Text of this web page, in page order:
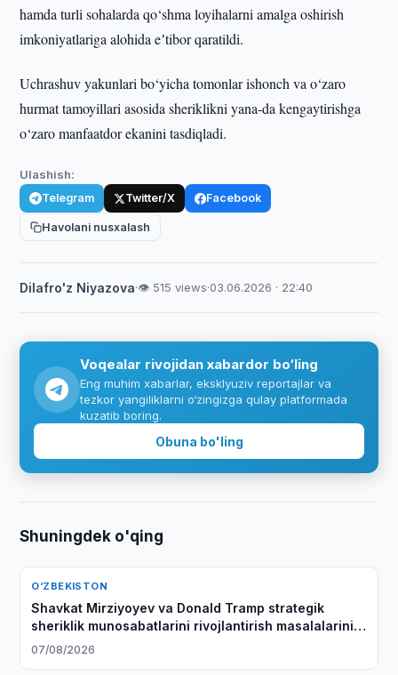
hamda turli sohalarda qo‘shma loyihalarni amalga oshirish
imkoniyatlariga alohida eʼtibor qaratildi.
Uchrashuv yakunlari bo‘yicha tomonlar ishonch va o‘zaro
hurmat tamoyillari asosida sheriklikni yana-da kengaytirishga
o‘zaro manfaatdor ekanini tasdiqladi.
Ulashish:
Telegram Twitter/X Facebook
Havolani nusxalash
Dilafro'z Niyazova·👁 515 views·03.06.2026 · 22:40
Voqealar rivojidan xabardor bo‘ling
Eng muhim xabarlar, eksklyuziv reportajlar va
tezkor yangiliklarni o‘zingizga qulay platformada
kuzatib boring.
Obuna bo'ling
Shuningdek o'qing
O‘ZBEKISTON
Shavkat Mirziyoyev va Donald Tramp strategik
sheriklik munosabatlarini rivojlantirish masalalarini
muhokama qilishdi
07/08/2026